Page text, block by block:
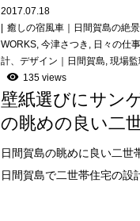
2017.07.18
癒しの宿風車｜日間賀島の絶
WORKS, 今津さつき , 日々の仕事
計、デザイン｜日間賀島, 現場
135 views
壁紙選びにサン
の眺めの良い二
日間賀島の眺めに良い二世
日間賀島で二世帯住宅の設